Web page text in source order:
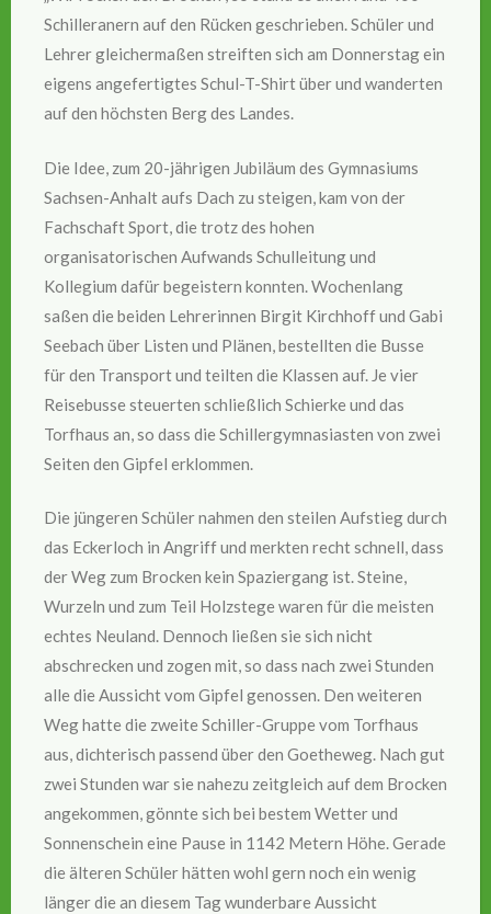
Schilleranern auf den Rücken geschrieben. Schüler und
Lehrer gleichermaßen streiften sich am Donnerstag ein
eigens angefertigtes Schul-T-Shirt über und wanderten
auf den höchsten Berg des Landes.
Die Idee, zum 20-jährigen Jubiläum des Gymnasiums
Sachsen-Anhalt aufs Dach zu steigen, kam von der
Fachschaft Sport, die trotz des hohen
organisatorischen Aufwands Schulleitung und
Kollegium dafür begeistern konnten. Wochenlang
saßen die beiden Lehrerinnen Birgit Kirchhoff und Gabi
Seebach über Listen und Plänen, bestellten die Busse
für den Transport und teilten die Klassen auf. Je vier
Reisebusse steuerten schließlich Schierke und das
Torfhaus an, so dass die Schillergymnasiasten von zwei
Seiten den Gipfel erklommen.
Die jüngeren Schüler nahmen den steilen Aufstieg durch
das Eckerloch in Angriff und merkten recht schnell, dass
der Weg zum Brocken kein Spaziergang ist. Steine,
Wurzeln und zum Teil Holzstege waren für die meisten
echtes Neuland. Dennoch ließen sie sich nicht
abschrecken und zogen mit, so dass nach zwei Stunden
alle die Aussicht vom Gipfel genossen. Den weiteren
Weg hatte die zweite Schiller-Gruppe vom Torfhaus
aus, dichterisch passend über den Goetheweg. Nach gut
zwei Stunden war sie nahezu zeitgleich auf dem Brocken
angekommen, gönnte sich bei bestem Wetter und
Sonnenschein eine Pause in 1142 Metern Höhe. Gerade
die älteren Schüler hätten wohl gern noch ein wenig
länger die an diesem Tag wunderbare Aussicht